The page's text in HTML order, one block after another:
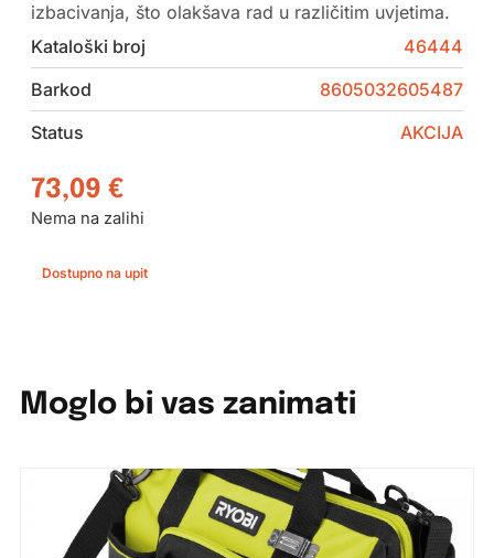
izbacivanja, što olakšava rad u različitim uvjetima.
Kataloški broj
46444
Barkod
8605032605487
Status
AKCIJA
73,09 €
Nema na zalihi
Dostupno na upit
Moglo bi vas zanimati